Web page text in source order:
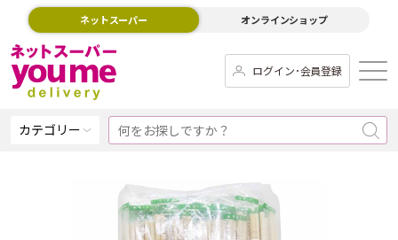
ネットスーパー オンラインショップ
ログイン･会員登録
カテゴリー